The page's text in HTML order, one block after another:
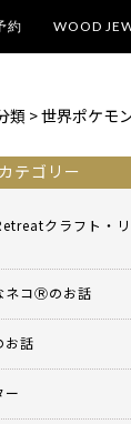
約 WOOD
類 >世界ポケモ
カテゴリー
クラフト・リ
ネコⓇのお話
お話
ー